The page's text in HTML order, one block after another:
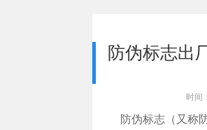
防伪标志出
时间
防伪标志（又称